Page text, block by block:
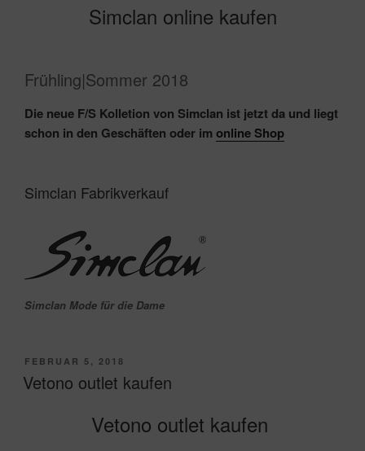
Simclan online kaufen
Frühling|Sommer 2018
Die neue F/S Kolletion von Simclan ist jetzt da und liegt
schon in den Geschäften oder im online Shop
Simclan Fabrikverkauf
Simclan Mode für die Dame
VERÖFFENTLICHT
AM
FEBRUAR 5, 2018
Vetono outlet kaufen
Vetono outlet kaufen